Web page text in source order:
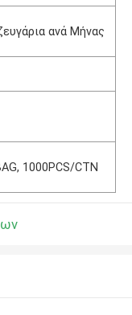
ανά Μήνας
1000PCS/CTN